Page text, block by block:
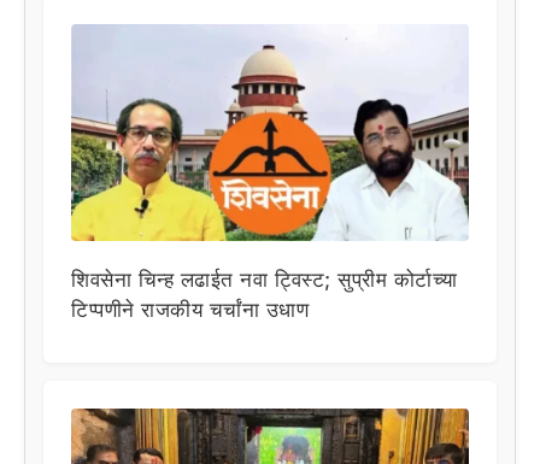
शिवसेना चिन्ह लढाईत नवा ट्विस्ट; सुप्रीम कोर्टाच्या
टिप्पणीने राजकीय चर्चांना उधाण